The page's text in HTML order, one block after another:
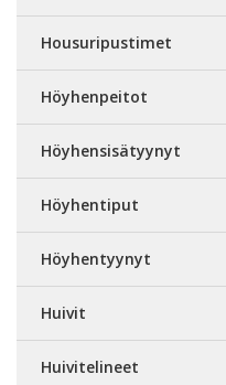
Housuripustimet
Höyhenpeitot
Höyhensisätyynyt
Höyhentiput
Höyhentyynyt
Huivit
Huivitelineet